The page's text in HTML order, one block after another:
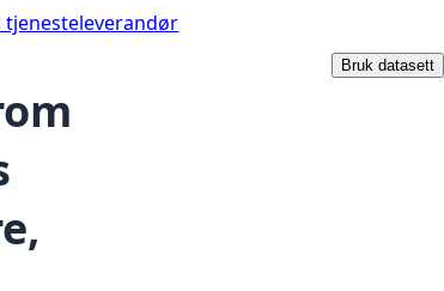
tjenesteleverandør
Bruk datasett